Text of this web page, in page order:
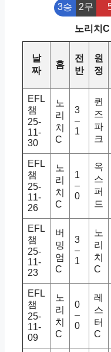
3승 2무
노리치
날
짜
홈
전
반
원
정
EFL
챔
25-
11-
30
노
리
치
C
3
–
1
퀸
즈
파
크
EFL
챔
25-
11-
26
노
리
치
C
1
–
0
옥
스
퍼
드
EFL
챔
25-
11-
23
버
밍
엄
C
3
–
1
노
리
치
C
EFL
챔
25-
11-
09
노
리
치
C
0
–
0
레
스
터
C